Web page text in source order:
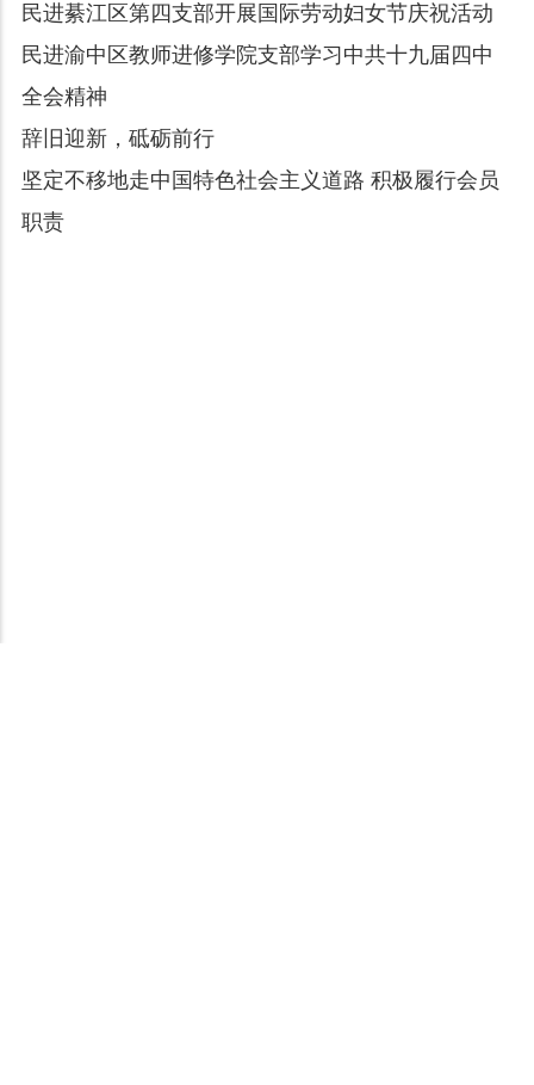
民进綦江区第四支部开展国际劳动妇女节庆祝活动
民进渝中区教师进修学院支部学习中共十九届四中
全会精神
辞旧迎新，砥砺前行
坚定不移地走中国特色社会主义道路 积极履行会员
职责